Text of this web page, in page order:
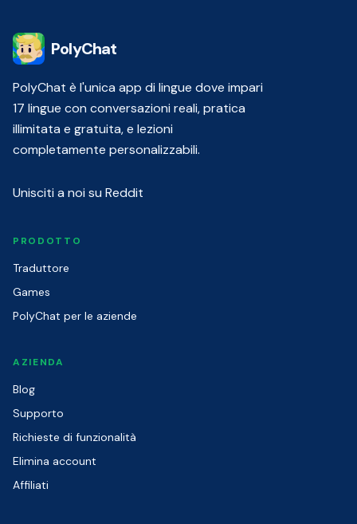
PolyChat
PolyChat è l'unica app di lingue dove impari
17 lingue con conversazioni reali, pratica
illimitata e gratuita, e lezioni
completamente personalizzabili.
Unisciti a noi su Reddit
PRODOTTO
Traduttore
Games
PolyChat per le aziende
AZIENDA
Blog
Supporto
Richieste di funzionalità
Elimina account
Affiliati